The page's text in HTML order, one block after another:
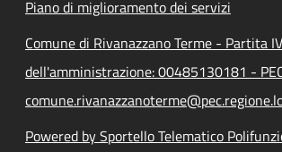
Piano di miglioramento dei servizi
Comune di Rivanazzano Terme - Partita
dell'amministrazione: 00485130181 -
Powered by Sportello Telematico